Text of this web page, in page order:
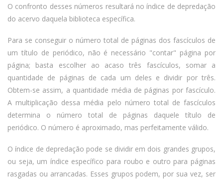
O confronto desses números resultará no índice de depredação
do acervo daquela biblioteca específica.
Para se conseguir o número total de páginas dos fascículos de
um título de periódico, não é necessário "contar" página por
página; basta escolher ao acaso três fascículos, somar a
quantidade de páginas de cada um deles e dividir por três.
Obtem-se assim, a quantidade média de páginas por fascículo.
A multiplicação dessa média pelo número total de fascículos
determina o número total de páginas daquele título de
periódico. O número é aproximado, mas perfeitamente válido.
O índice de depredação pode se dividir em dois grandes grupos,
ou seja, um índice específico para roubo e outro para páginas
rasgadas ou arrancadas. Esses grupos podem, por sua vez, ser